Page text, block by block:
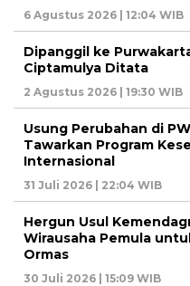
6 Agustus 2026 | 12:04 WIB
Dipanggil ke
Ciptamulya Ditata
2 Agustus 2026 | 19:30 WIB
Usung Perubahan di
Tawarkan Program
Internasional
31 Juli 2026 | 22:04 WIB
Hergun Usul
Wirausaha Pemula
Ormas
30 Juli 2026 | 15:09 WIB